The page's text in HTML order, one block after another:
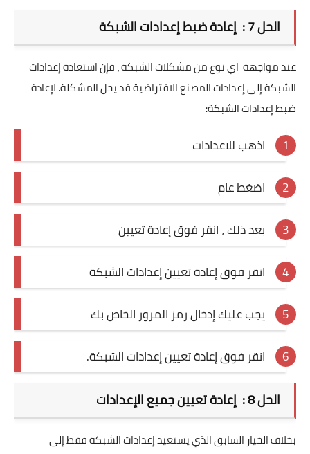
الحل 7 : إعادة ضبط إعدادات الشبكة
عند مواجهة اي نوع من مشكلات الشبكة ، فإن استعادة إعدادات
الشبكة إلى إعدادات المصنع الافتراضية قد يحل المشكلة. لإعادة
ضبط إعدادات الشبكة:
اذهب للاعدادات
اضغط عام
بعد ذلك ، انقر فوق إعادة تعيين
انقر فوق إعادة تعيين إعدادات الشبكة
يجب عليك إدخال رمز المرور الخاص بك
انقر فوق إعادة تعيين إعدادات الشبكة.
الحل 8 : إعادة تعيين جميع الإعدادات
بخلاف الخيار السابق الذي يستعيد إعدادات الشبكة فقط إلى